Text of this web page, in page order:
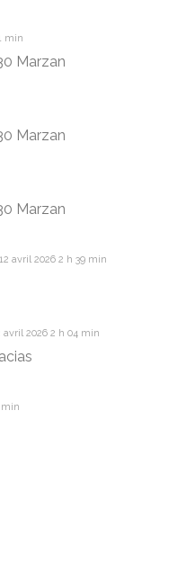
min
Marzan
Marzan
Marzan
12 avril 2026 2 h 39 min
avril 2026 2 h 04 min
min